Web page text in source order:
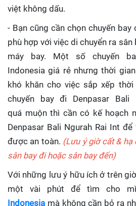
việt không dấu.
- Bạn cũng cần chọn chuyến
phù hợp với việc di chuyển ra
máy bay. Một số chuyến
Indonesia giá rẻ nhưng thời
khó khăn cho việc sắp xếp
chuyến bay đi Denpasar Bali
quá muộn thì cần có kế hoạch
Denpasar Bali Ngurah Rai Int
được an toàn. (Lưu ý giờ cất & hạ
sân bay đi hoặc sân bay đến)
Với những lưu ý hữu ích ở trên
một vài phút để tìm cho
Indonesia mà không cần bỏ ra